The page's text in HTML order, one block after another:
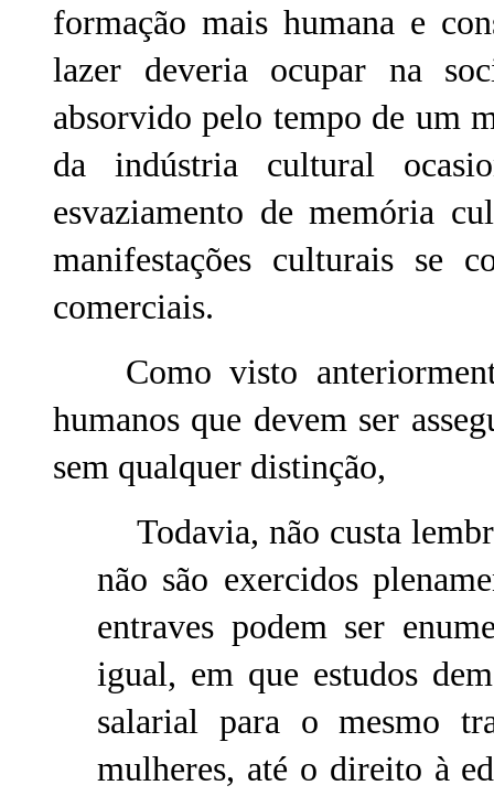
formação mais humana e
lazer deveria ocupar na
absorvido pelo tempo de um
da indústria cultural
esvaziamento de memória
manifestações culturais se
comerciais.
Como visto
humanos que devem ser
sem qualquer distinção,
Todavia, não custa
não são exercidos
entraves podem ser
igual, em que estudos
salarial para o mesmo
mulheres, até o direito à